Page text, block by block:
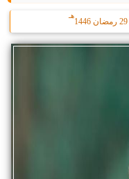
29 رمضان 1446
هـ